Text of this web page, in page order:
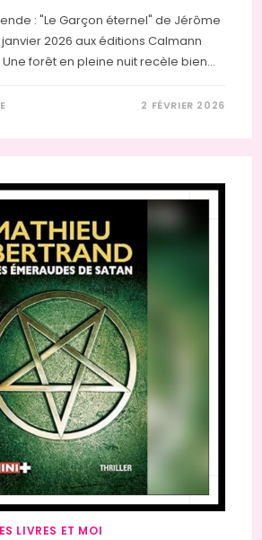
: "Le Garçon éternel" de Jérôme
2026 aux éditions Calmann
Une forêt en pleine nuit recèle bien…
2 FÉVRIER 2026
LIVRES ET MOI